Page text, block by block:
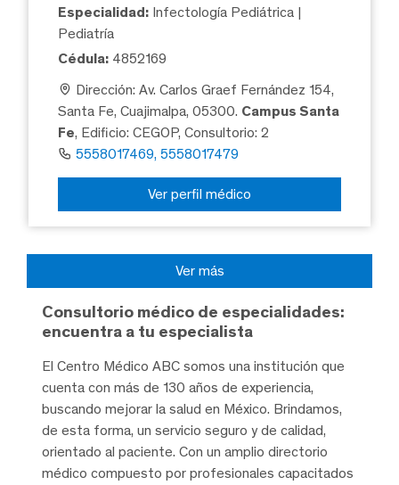
Especialidad: Infectología Pediátrica |
Pediatría
Cédula: 4852169
Dirección: Av. Carlos Graef Fernández 154,
Santa Fe, Cuajimalpa, 05300. Campus Santa
Fe, Edificio: CEGOP, Consultorio: 2
5558017469, 5558017479
Ver perfil médico
Ver más
Consultorio médico de especialidades:
encuentra a tu especialista
El Centro Médico ABC somos una institución que
cuenta con más de 130 años de experiencia,
buscando mejorar la salud en México. Brindamos,
de esta forma, un servicio seguro y de calidad,
orientado al paciente. Con un amplio directorio
médico compuesto por profesionales capacitados